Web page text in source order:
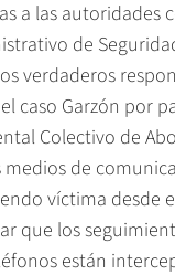
a las autoridades
de
verdaderos
caso Garzón por
Colectivo de
de
víctima desde
que los
están